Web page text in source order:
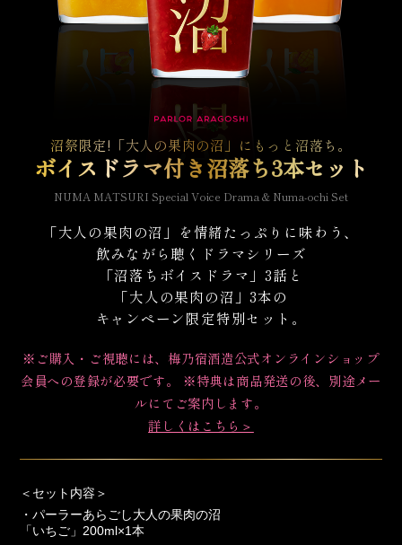
沼祭限定!「大人の果肉の沼」にもっと沼落ち。​
ボイスドラマ付き沼落ち3本セット
NUMA MATSURI Special Voice Drama & Numa-ochi Set
「大人の果肉の沼」を情緒たっぷりに味わう、
飲みながら聴くドラマシリーズ
「沼落ちボイスドラマ」3話と
「大人の果肉の沼」3本の
キャンペーン限定特別セット。
※ご購入・ご視聴には、梅乃宿酒造公式オンラインショップ
会員への登録が必要です。 ※特典は商品発送の後、別途メー
ルにてご案内します。
詳しくはこちら＞
＜セット内容＞
・パーラーあらごし大人の果肉の沼
「いちご」200ml×1本